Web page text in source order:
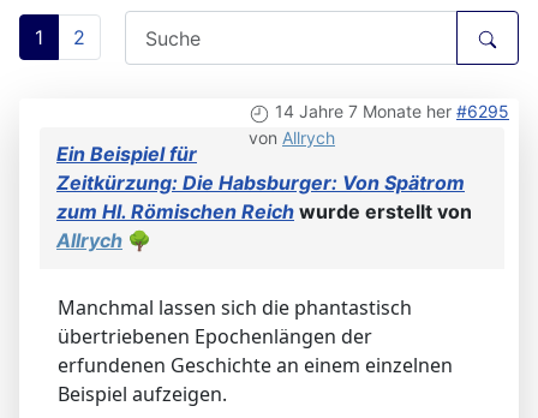
1 2
14 Jahre 7 Monate her #6295
von Allrych
Ein Beispiel für
Zeitkürzung: Die Habsburger: Von Spätrom
zum Hl. Römischen Reich wurde erstellt von
Allrych 🌳
Manchmal lassen sich die phantastisch
übertriebenen Epochenlängen der
erfundenen Geschichte an einem einzelnen
Beispiel aufzeigen.